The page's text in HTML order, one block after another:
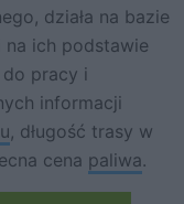
działa na bazie
ich podstawie
pracy i
informacji
, długość trasy w
cena paliwa.